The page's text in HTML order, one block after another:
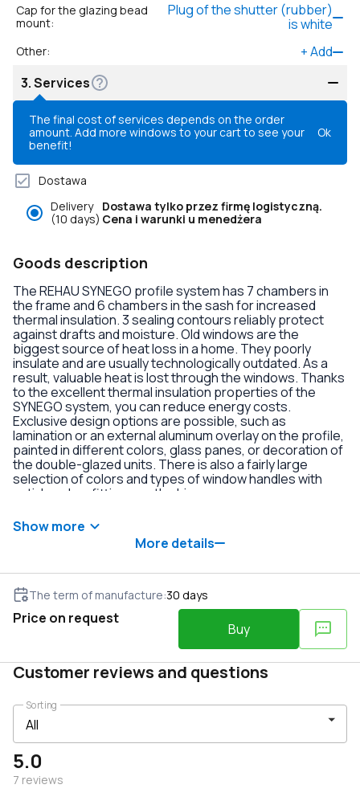
Cap for the glazing bead
mount:
Plug of the shutter (rubber)
is white
Other: +Add
3.Services
The final cost of services depends on the order
amount. Add more windows to your cart to see your
benefit!
Ok
Dostawa
Delivery
(10 days)
Dostawa tylko przez firmę logistyczną.
Cena i warunki u menedżera
Goods description
The REHAU SYNEGO profile system has 7 chambers in
the frame and 6 chambers in the sash for increased
thermal insulation. 3 sealing contours reliably protect
against drafts and moisture. Old windows are the
biggest source of heat loss in a home. They poorly
insulate and are usually technologically outdated. As a
result, valuable heat is lost through the windows. Thanks
to the excellent thermal insulation properties of the
SYNEGO system, you can reduce energy costs.
Exclusive design options are possible, such as
lamination or an external aluminum overlay on the profile,
painted in different colors, glass panes, or decoration of
the double-glazed units. There is also a fairly large
selection of colors and types of window handles with
anti-burglary fittings on the hinges.
Show more
More details
The term of manufacture:30 days
Price on request
Buy
Customer reviews and questions
5.0
7 reviews
Sorting